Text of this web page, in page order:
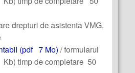
drepturi de asistenta VMG,
(pdf 7 Mo) / formularul
timp de completare 50